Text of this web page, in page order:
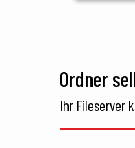
Ordner
Ihr Fileserver